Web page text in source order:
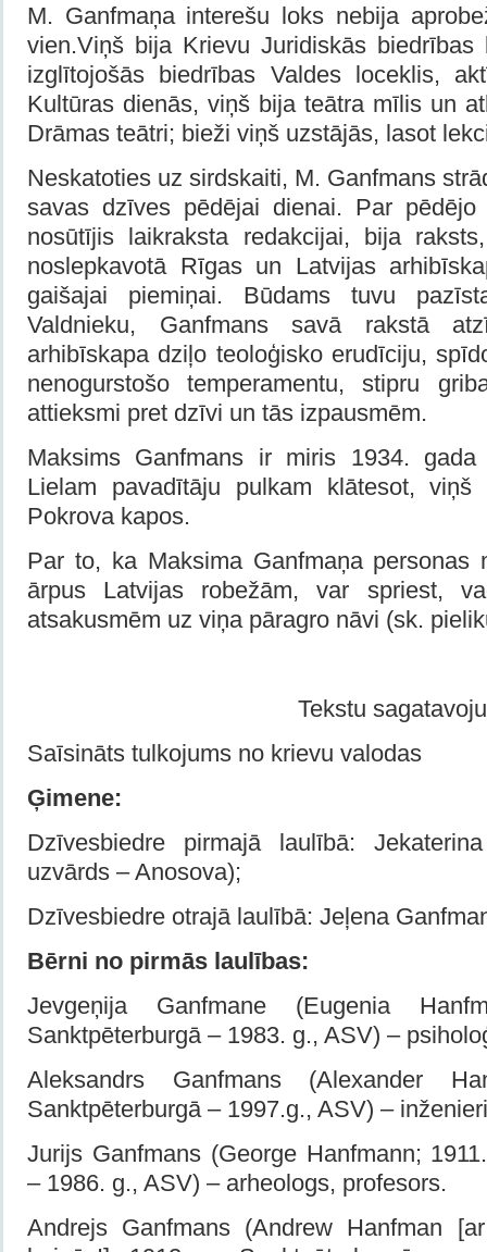
M. Ganfmaņa interešu loks nebija
vien.Viņš bija Krievu Juridiskās biedrības
izglītojošās biedrības Valdes loceklis,
Kultūras dienās, viņš bija teātra mīlis un
Drāmas teātri; bieži viņš uzstājās, lasot
Neskatoties uz sirdskaiti, M. Ganfmans
savas dzīves pēdējai dienai. Par
nosūtījis laikraksta redakcijai, bija
noslepkavotā Rīgas un Latvijas
gaišajai piemiņai. Būdams tuvu
Valdnieku, Ganfmans savā rakstā
arhibīskapa dziļo teoloģisko erudīciju,
nenogurstošo temperamentu, stipru
attieksmi pret dzīvi un tās izpausmēm.
Maksims Ganfmans ir miris 1934.
Lielam pavadītāju pulkam klātesot,
Pokrova kapos.
Par to, ka Maksima Ganfmaņa personas
ārpus Latvijas robežām, var spriest,
atsakusmēm uz viņa pāragro nāvi (sk.
Tekstu
Saīsināts tulkojums no krievu valodas
Ģimene:
Dzīvesbiedre pirmajā laulībā:
uzvārds – Anosova);
Dzīvesbiedre otrajā laulībā: Jeļena
Bērni no pirmās laulības:
Jevgeņija Ganfmane (Eugenia
Sanktpēterburgā – 1983. g., ASV) –
Aleksandrs Ganfmans (Alexander
Sanktpēterburgā – 1997.g., ASV) –
Jurijs Ganfmans (George Hanfmann;
– 1986. g., ASV) – arheologs, profesors.
Andrejs Ganfmans (Andrew Hanfman